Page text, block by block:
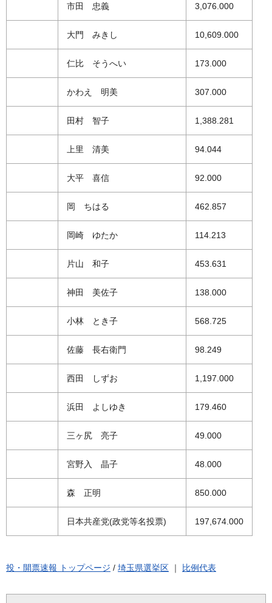
市田 忠義 3,076.000
大門 みきし 10,609.000
仁比 そうへい 173.000
かわえ 明美 307.000
田村 智子 1,388.281
上里 清美 94.044
大平 喜信 92.000
岡 ちはる 462.857
岡崎 ゆたか 114.213
片山 和子 453.631
神田 美佐子 138.000
小林 とき子 568.725
佐藤 長右衛門 98.249
西田 しずお 1,197.000
浜田 よしゆき 179.460
三ヶ尻 亮子 49.000
宮野入 晶子 48.000
森 正明 850.000
日本共産党(政党等名投票) 197,674.000
投・開票速報 トップページ / 埼玉県選挙区 ｜ 比例代表